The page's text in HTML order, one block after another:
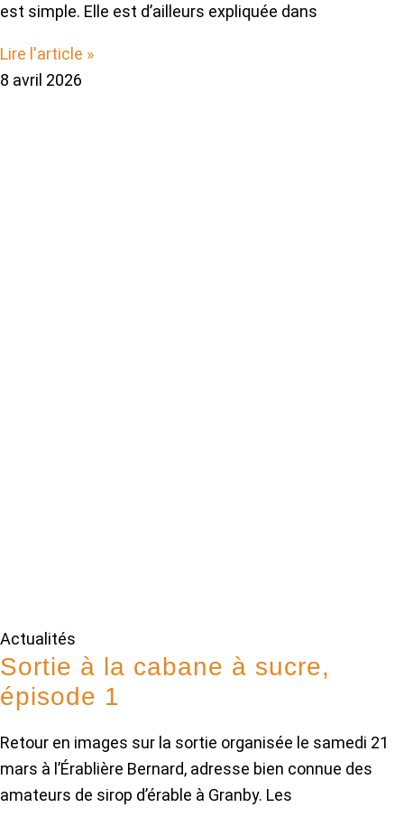
est simple. Elle est d’ailleurs expliquée dans
Lire l'article »
8 avril 2026
Actualités
Sortie à la cabane à sucre,
épisode 1
Retour en images sur la sortie organisée le samedi 21
mars à l’Érablière Bernard, adresse bien connue des
amateurs de sirop d’érable à Granby. Les